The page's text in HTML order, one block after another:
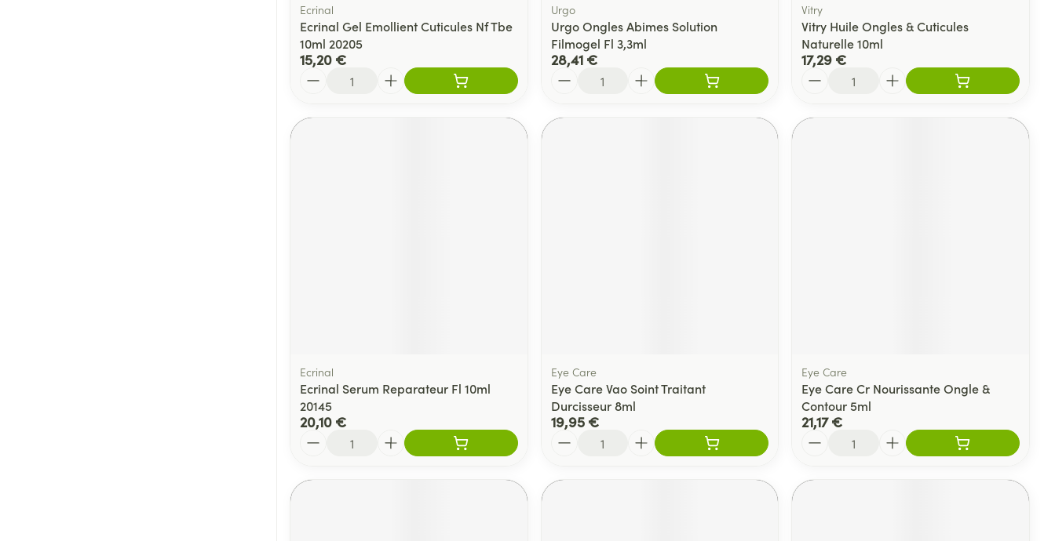
Ecrinal
Ecrinal Gel Emollient Cuticules Nf Tbe
10ml 20205
15,20 €
Urgo
Urgo Ongles Abimes Solution
Filmogel Fl 3,3ml
28,41 €
Vitry
Vitry Huile Ongles & Cuticules
Naturelle 10ml
17,29 €
Ecrinal
Ecrinal Serum Reparateur Fl 10ml
20145
20,10 €
Eye Care
Eye Care Vao Soint Traitant
Durcisseur 8ml
19,95 €
Eye Care
Eye Care Cr Nourissante Ongle &
Contour 5ml
21,17 €